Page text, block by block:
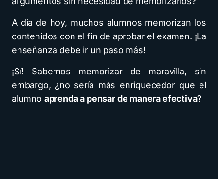
A día de hoy, muchos alumnos memorizan los
contenidos con el fin de aprobar el examen. ¡La
enseñanza debe ir un paso más!
¡Sí! Sabemos memorizar de maravilla, sin
embargo, ¿no sería más enriquecedor que el
alumno aprenda a pensar de manera efectiva?